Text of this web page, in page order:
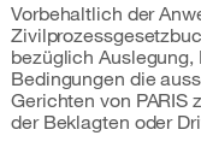
Vorbehaltlich der
bezüglich
Bedingungen die
Gerichten von PARIS
der Beklagten oder